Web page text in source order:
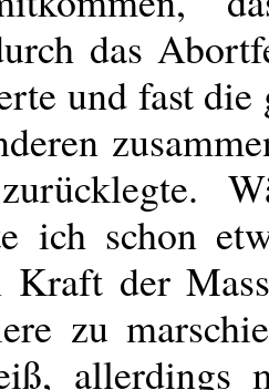
das
und fast die
ich schon
Kraft der
zu
allerdings